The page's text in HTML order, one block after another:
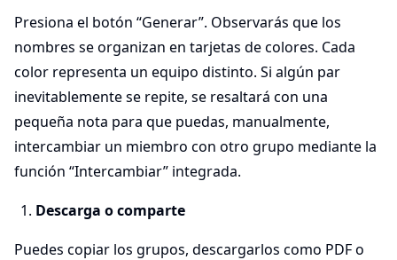
Presiona el botón “Generar”. Observarás que los
nombres se organizan en tarjetas de colores. Cada
color representa un equipo distinto. Si algún par
inevitablemente se repite, se resaltará con una
pequeña nota para que puedas, manualmente,
intercambiar un miembro con otro grupo mediante la
función “Intercambiar” integrada.
Descarga o comparte
Puedes copiar los grupos, descargarlos como PDF o